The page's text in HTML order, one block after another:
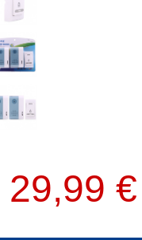
29,99 €